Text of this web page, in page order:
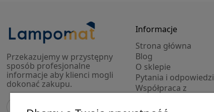
Przekazujemy w przystępny
sposób profesjonalne
informacje aby klienci mogli
dokonać zakupu.
Informacje
Strona główna
Blog
O sklepie
Pytania i odpowiedzi
Współpraca z
Modele 3D lamp